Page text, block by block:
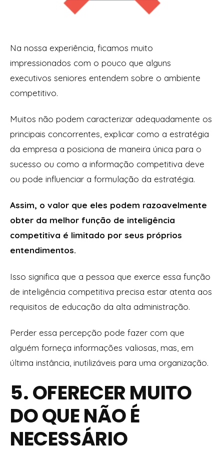
Na nossa experiência, ficamos muito
impressionados com o pouco que alguns
executivos seniores entendem sobre o ambiente
competitivo.
Muitos não podem caracterizar adequadamente os
principais concorrentes, explicar como a estratégia
da empresa a posiciona de maneira única para o
sucesso ou como a informação competitiva deve
ou pode influenciar a formulação da estratégia.
Assim, o valor que eles podem razoavelmente
obter da melhor função de inteligência
competitiva é limitado por seus próprios
entendimentos.
Isso significa que a pessoa que exerce essa função
de inteligência competitiva precisa estar atenta aos
requisitos de educação da alta administração.
Perder essa percepção pode fazer com que
alguém forneça informações valiosas, mas, em
última instância, inutilizáveis para uma organização.
5. OFERECER MUITO
DO QUE NÃO É
NECESSÁRIO